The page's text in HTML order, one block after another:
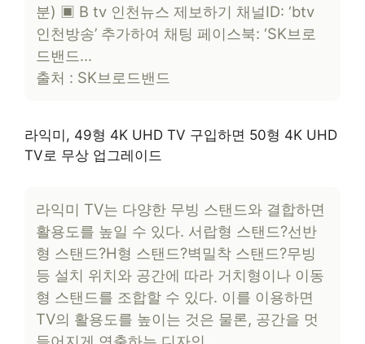
분) ▣ B tv 인천뉴스 제보하기 채널ID: ‘btv
인천방송’ 추가하여 채팅 페이스북: ‘SK브로
드밴드…
출처 : SK브로드밴드
라익미, 49형 4K UHD TV 구입하면 50형 4K UHD
TV로 무상 업그레이드
라익미 TV는 다양한 무빙 스탠드와 결합하면
활용도를 높일 수 있다. 서랍형 스탠드?선반
형 스탠드?H형 스탠드?벽밀착 스탠드?무빙
등 설치 위치와 공간에 따라 거치형이나 이동
형 스탠드를 조합할 수 있다. 이를 이용하면
TV의 활용도를 높이는 것은 물론, 공간을 멋